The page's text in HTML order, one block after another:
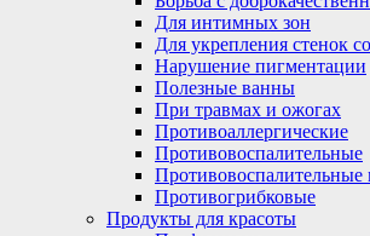
Для интимных зон
Для укрепления стенок
Нарушение пигментации
Полезные ванны
При травмах и ожогах
Противоаллергические
Противовоспалительные
Противовоспалительные
Противогрибковые
Продукты для красоты